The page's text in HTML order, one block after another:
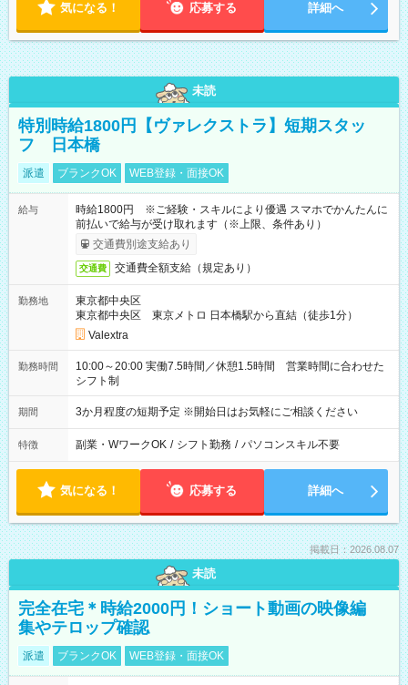
気になる！ 応募する 詳細へ
未読
特別時給1800円【ヴァレクストラ】短期スタッ
フ 日本橋
派遣 ブランクOK WEB登録・面接OK
給与
時給1800円 ※ご経験・スキルにより優遇 スマホでかんたんに
前払いで給与が受け取れます（※上限、条件あり）
交通費別途支給あり
交通費 交通費全額支給（規定あり）
勤務地
東京都中央区
東京都中央区 東京メトロ 日本橋駅から直結（徒歩1分）
Valextra
勤務時間
10:00～20:00 実働7.5時間／休憩1.5時間 営業時間に合わせた
シフト制
期間 3か月程度の短期予定 ※開始日はお気軽にご相談ください
特徴 副業・WワークOK / シフト勤務 / パソコンスキル不要
気になる！ 応募する 詳細へ
掲載日：2026.08.07
未読
完全在宅＊時給2000円！ショート動画の映像編
集やテロップ確認
派遣 ブランクOK WEB登録・面接OK